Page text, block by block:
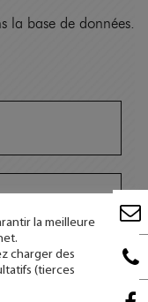
la base de données.
la meilleure
charger des
(tierces